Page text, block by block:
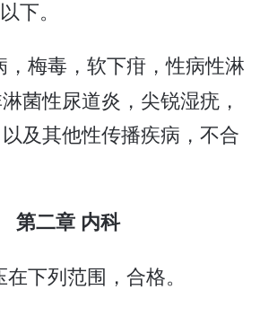
下。
，梅毒，软下疳，性病性淋
菌性尿道炎，尖锐湿疣，
及其他性传播疾病，不合
第二章 内科
在下列范围，合格。